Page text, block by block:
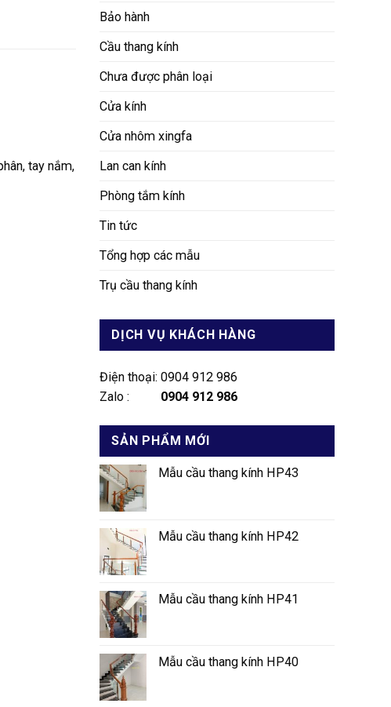
Bảo hành
Cầu thang kính
Chưa được phân loại
Cửa kính
Cửa nhôm xingfa
Lan can kính
Phòng tắm kính
Tin tức
Tổng hợp các mẫu
Trụ cầu thang kính
DỊCH VỤ KHÁCH HÀNG
Điện thoại: 0904 912 986
Zalo :
0904 912 986
SẢN PHẨM MỚI
Mẫu cầu thang kính HP43
Mẫu cầu thang kính HP42
Mẫu cầu thang kính HP41
Mẫu cầu thang kính HP40
tay nắm,